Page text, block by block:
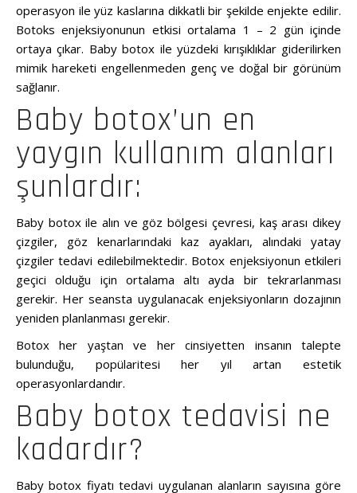
operasyon ile yüz kaslarına dikkatli bir şekilde enjekte edilir.
Botoks enjeksiyonunun etkisi ortalama 1 – 2 gün içinde
ortaya çıkar. Baby botox ile yüzdeki kırışıklıklar giderilirken
mimik hareketi engellenmeden genç ve doğal bir görünüm
sağlanır.
Baby botox’un en
yaygın kullanım alanları
şunlardır:
Baby botox ile alın ve göz bölgesi çevresi, kaş arası dikey
çizgiler, göz kenarlarındaki kaz ayakları, alındaki yatay
çizgiler tedavi edilebilmektedir. Botox enjeksiyonun etkileri
geçici olduğu için ortalama altı ayda bir tekrarlanması
gerekir. Her seansta uygulanacak enjeksiyonların dozajının
yeniden planlanması gerekir.
Botox her yaştan ve her cinsiyetten insanın talepte
bulunduğu, popülaritesi her yıl artan estetik
operasyonlardandır.
Baby botox tedavisi ne
kadardır?
Baby botox fiyatı tedavi uygulanan alanların sayısına göre